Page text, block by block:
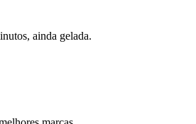
ainda gelada.